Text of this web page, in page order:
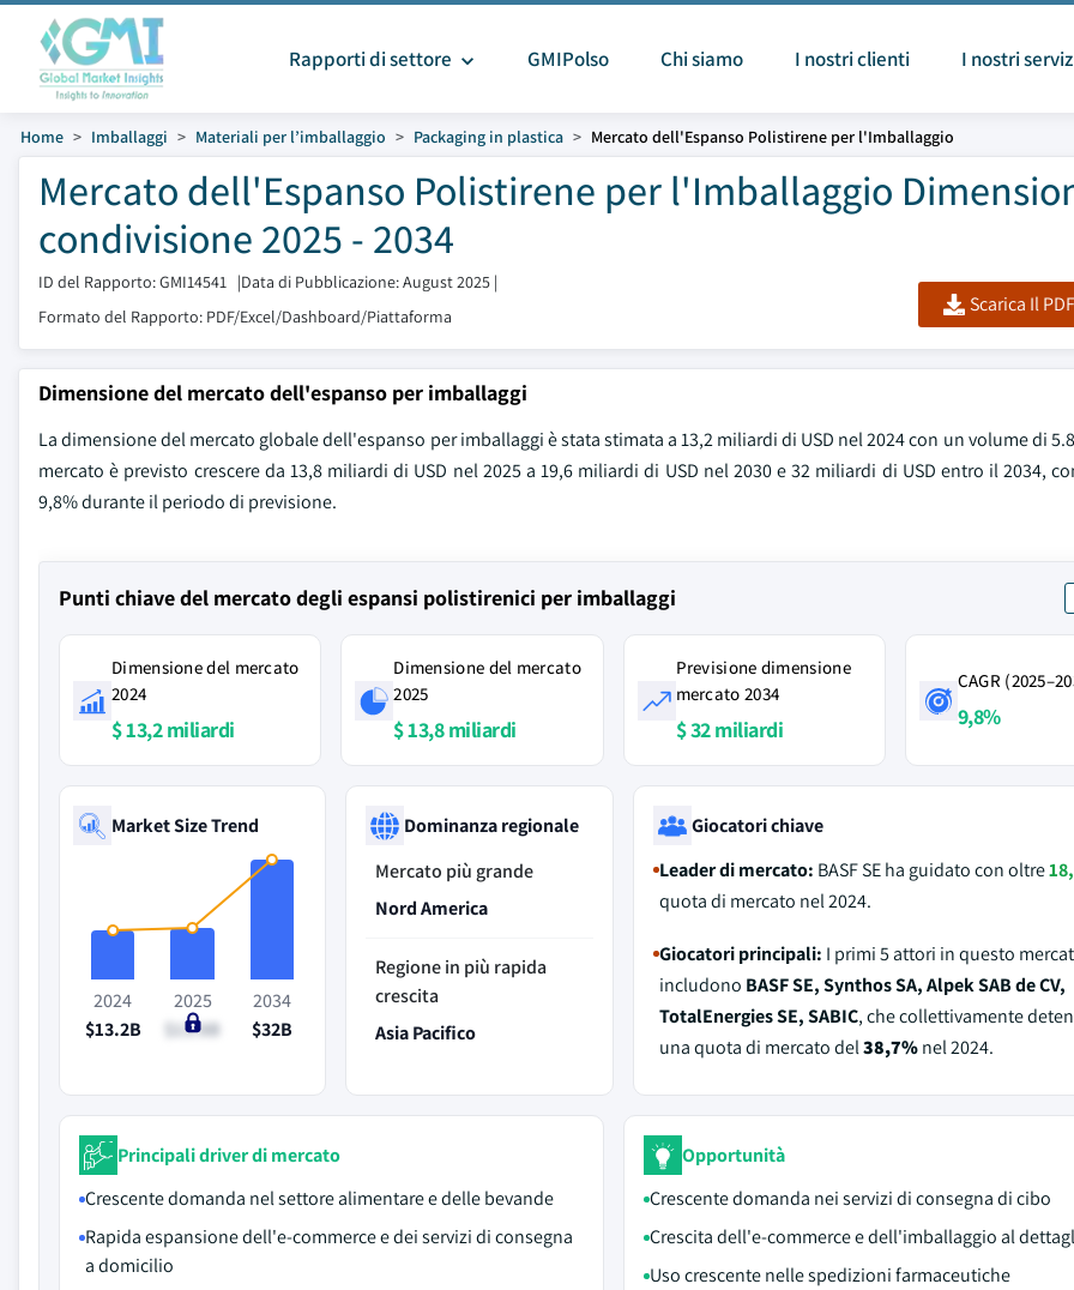
Rapporti di settore GMIPolso Chi siamo I nostri clienti I nostri
Home Imballaggi Materiali per l’imballaggio Packaging in plastica Mercato dell'Espanso Polistirene per l'Imballaggio
Mercato dell'Espanso Polistirene per l'Imballaggio
condivisione 2025 - 2034
ID del Rapporto: GMI14541 |Data di Pubblicazione: August 2025 |
Formato del Rapporto: PDF/Excel/Dashboard/Piattaforma
Scarica Il
Dimensione del mercato dell'espanso per imballaggi
La dimensione del mercato globale dell'espanso per imballaggi è stata stimata a 13,2 miliardi di USD nel 2024 con un volume di
mercato è previsto crescere da 13,8 miliardi di USD nel 2025 a 19,6 miliardi di USD nel 2030 e 32 miliardi di USD entro il 2034,
9,8% durante il periodo di previsione.
Punti chiave del mercato degli espansi polistirenici per imballaggi
Dimensione del mercato
2024
$ 13,2 miliardi
Dimensione del mercato
2025
$ 13,8 miliardi
Previsione dimensione
mercato 2034
$ 32 miliardi
CAGR
9,8%
Market Size Trend
2024
$13.2B
2025
$13.8B
2034
$32B
Dominanza regionale
Mercato più grande
Nord America
Regione in più rapida
crescita
Asia Pacifico
Giocatori chiave
Leader di mercato: BASF SE ha guidato con oltre
quota di mercato nel 2024.
Giocatori principali: I primi 5 attori in questo
includono BASF SE, Synthos SA, Alpek SAB de CV,
TotalEnergies SE, SABIC, che collettivamente
una quota di mercato del38,7%nel 2024.
Principali driver di mercato
Crescente domanda nel settore alimentare e delle bevande
Rapida espansione dell'e-commerce e dei servizi di consegna
a domicilio
Opportunità
Crescente domanda nei servizi di consegna di cibo
Crescita dell'e-commerce e dell'imballaggio al
Uso crescente nelle spedizioni farmaceutiche